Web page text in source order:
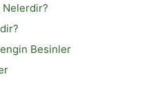
Nelerdir?
Besinler